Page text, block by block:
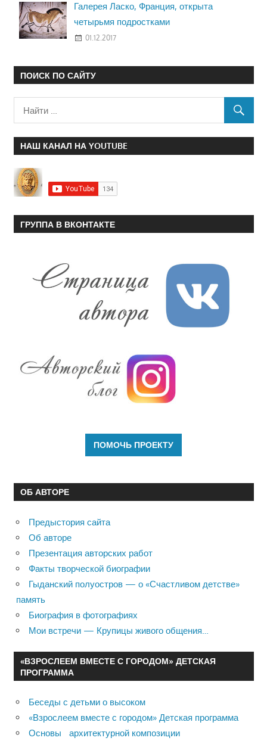
Галерея Ласко, Франция, открыта
четырьмя подростками
01.12.2017
ПОИСК ПО САЙТУ
НАШ КАНАЛ НА YOUTUBE
ГРУППА В ВКОНТАКТЕ
ОБ АВТОРЕ
Предыстория сайта
Об авторе
Презентация авторских работ
Факты творческой биографии
Гыданский полуостров — о «Счастливом детстве»
память
Биография в фотографиях
Мои встречи — Крупицы живого общения…
«ВЗРОСЛЕЕМ ВМЕСТЕ С ГОРОДОМ» ДЕТСКАЯ
ПРОГРАММА
Беседы с детьми о высоком
«Взрослеем вместе с городом» Детская программа
Основы архитектурной композиции